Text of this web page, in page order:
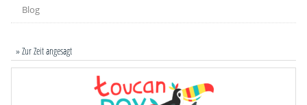
Blog
» Zur Zeit angesagt